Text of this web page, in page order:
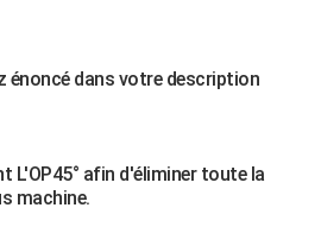
énoncé dans votre description
L'OP45° afin d'éliminer toute la
machine.